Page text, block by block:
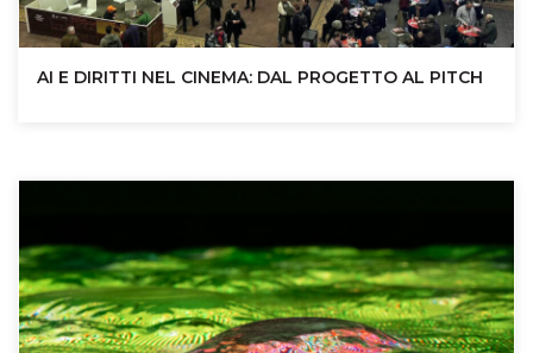
AI E DIRITTI NEL CINEMA: DAL PROGETTO AL PITCH